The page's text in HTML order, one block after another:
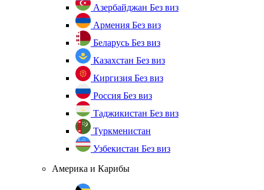
Азербайджан Без виз
Армения Без виз
Беларусь Без виз
Казахстан Без виз
Киргизия Без виз
Россия Без виз
Таджикистан Без виз
Туркменистан
Узбекистан Без виз
Америка и Карибы